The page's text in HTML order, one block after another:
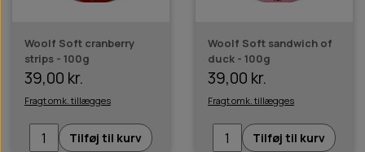
Woolf Soft cranberry
strips - 100g
39,00 kr.
Fragt omk. tillægges
Tilføj til kurv
Woolf Soft sandwich of
duck - 100g
39,00 kr.
Fragt omk. tillægges
Tilføj til kurv